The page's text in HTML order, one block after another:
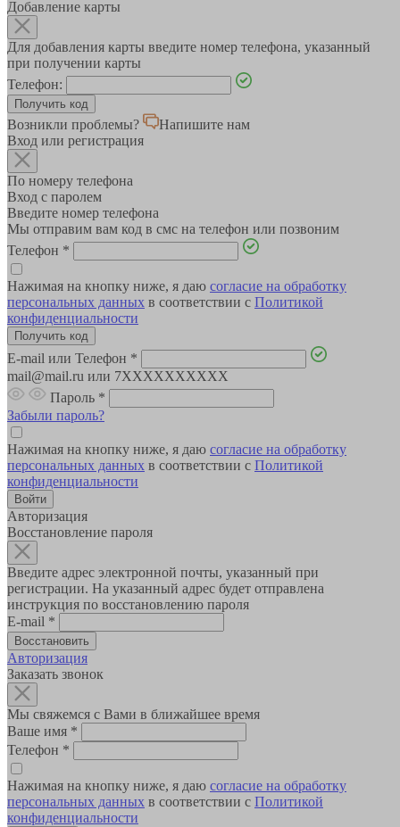
Добавление карты
Для добавления карты введите номер телефона, указанный
при получении карты
Телефон:
Возникли проблемы?
Напишите нам
Вход или регистрация
По номеру телефона
Вход с паролем
Введите номер телефона
Мы отправим вам код в смс на телефон или позвоним
Телефон *
Нажимая на кнопку ниже, я даю согласие на обработку
персональных данных в соответствии с Политикой
конфиденциальности
E-mail или Телефон *
mail@mail.ru или 7XXXXXXXXXX
Пароль *
Забыли пароль?
Нажимая на кнопку ниже, я даю согласие на обработку
персональных данных в соответствии с Политикой
конфиденциальности
Авторизация
Восстановление пароля
Введите адрес электронной почты, указанный при
регистрации. На указанный адрес будет отправлена
инструкция по восстановлению пароля
E-mail *
Авторизация
Заказать звонок
Мы свяжемся с Вами в ближайшее время
Ваше имя *
Телефон *
Нажимая на кнопку ниже, я даю согласие на обработку
персональных данных в соответствии с Политикой
конфиденциальности